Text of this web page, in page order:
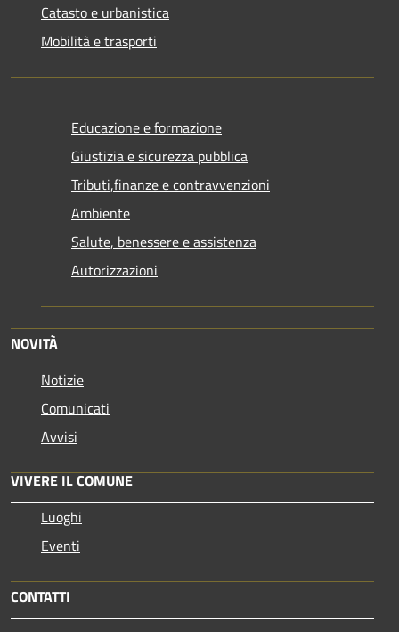
Catasto e urbanistica
Mobilità e trasporti
Educazione e formazione
Giustizia e sicurezza pubblica
Tributi,finanze e contravvenzioni
Ambiente
Salute, benessere e assistenza
Autorizzazioni
NOVITÀ
Notizie
Comunicati
Avvisi
VIVERE IL COMUNE
Luoghi
Eventi
CONTATTI